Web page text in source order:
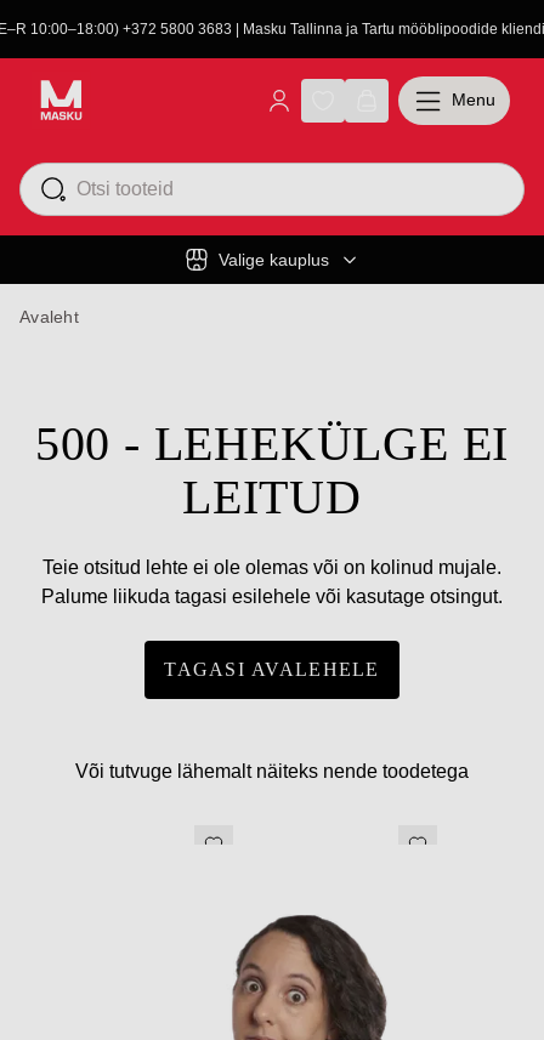
10:00–18:00) +372 5800 3683 | Masku Tallinna ja Tartu mööblipoodide
Valige kauplus
Menu
Avaleht
500 - LEHEKÜLGE EI
LEITUD
Teie otsitud lehte ei ole olemas või on kolinud mujale.
Palume liikuda tagasi esilehele või kasutage otsingut.
TAGASI AVALEHELE
Või tutvuge lähemalt näiteks nende toodetega